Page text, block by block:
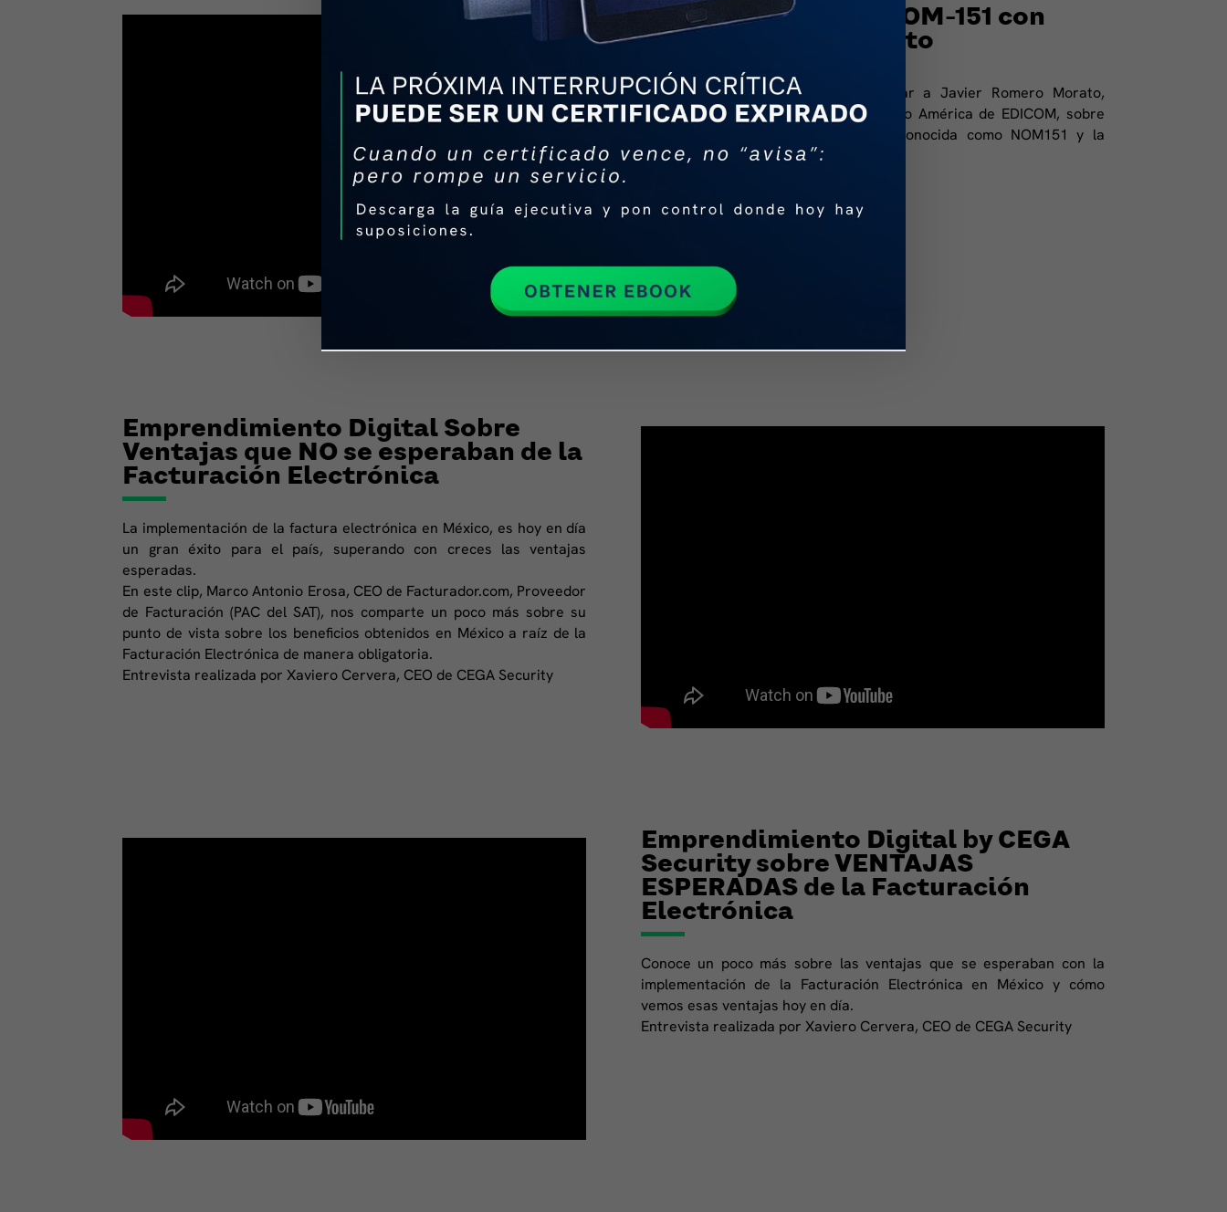
La Evolución de la NOM-151 con
Javier Romero Morato
Tuvimos la oportunidad de entrevistar a Javier Romero Morato,
Director de Ventas en México y Centro América de EDICOM, sobre
Norma Oficial Mexicana 151, mejor conocida como NOM151 y la
importancia de la firma digital
Emprendimiento Digital Sobre
Ventajas que NO se esperaban de la
Facturación Electrónica
La implementación de la factura electrónica en México, es hoy en día
un gran éxito para el país, superando con creces las ventajas
esperadas.
En este clip, Marco Antonio Erosa, CEO de Facturador.com, Proveedor
de Facturación (PAC del SAT), nos comparte un poco más sobre su
punto de vista sobre los beneficios obtenidos en México a raíz de la
Facturación Electrónica de manera obligatoria.
Entrevista realizada por Xaviero Cervera, CEO de CEGA Security
Emprendimiento Digital by CEGA
Security sobre VENTAJAS
ESPERADAS de la Facturación
Electrónica
Conoce un poco más sobre las ventajas que se esperaban con la
implementación de la Facturación Electrónica en México y cómo
vemos esas ventajas hoy en día.
Entrevista realizada por Xaviero Cervera, CEO de CEGA Security